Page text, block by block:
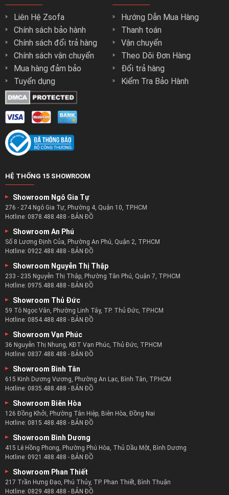
Liên Hệ Zsofa
Chính sách bảo hành
Chính sách đổi trả hàng
Chính sách vận chuyển
Mua hàng đảm bảo
Tuyển dụng
Hướng Dẫn Mua Hàng
Thanh toán
Vận chuyển
Theo Dõi Đơn Hàng
Đổi trả hàng
Kiểm Tra Bảo Hành
HỆ THỐNG 15 SHOWROOM
Showroom Ngô Gia Tự
276 - 274 Ngô Gia Tự, Phường 4, Quận 10, TP.HCM
Hotline: 0878.488.488 - BẢN ĐỒ
Showroom An Phú
Số 8 Lương Định Của, Phường An Phú, Quận 2, TP.HCM
Hotline: 0922.488.488 - BẢN ĐỒ
Showroom Nguyễn Thị Thập
233 - 235 Nguyễn Thị Thập, Phường Tân Phú, Quận 7, TP.HCM
Hotline: 0975.488.488 - BẢN ĐỒ
Showroom Thủ Đức
59 Tô Ngọc Vân, Phường Linh Tây, TP. Thủ Đức, TP.HCM
Hotline: 0854.488.488 - BẢN ĐỒ
Showroom Vạn Phúc
36 Nguyễn Thị Nhung, KĐT Vạn Phúc, Thủ Đức, TP.HCM
Hotline: 0837.488.488 - BẢN ĐỒ
Showroom Bình Tân
615 Kinh Dương Vương, Phường An Lạc, Bình Tân, TP.HCM
Hotline: 0835.488.488 - BẢN ĐỒ
Showroom Biên Hòa
126 Đồng Khởi, Phường Tân Hiệp, Biên Hòa, Đồng Nai
Hotline: 0815.488.488 - BẢN ĐỒ
Showroom Bình Dương
415 Lê Hồng Phong, Phường Phú Hòa, Thủ Dầu Một, Bình Dương
Hotline: 0921.488.488 - BẢN ĐỒ
Showroom Phan Thiết
217 Trần Hưng Đạo, Phú Thủy, TP. Phan Thiết, Bình Thuận
Hotline: 0829.488.488 - BẢN ĐỒ